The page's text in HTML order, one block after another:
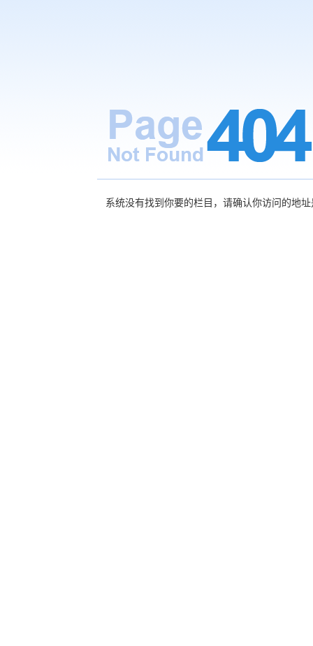
系统没有找到你要的栏目，请确认你访问的地